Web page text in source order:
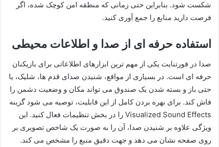
شکست شود. بنابراین حتی زمانی که منطقه امن کوچک شده، اگر
فرصت دارید منابع را جمع آوری کنید.
استفاده حرفه ای از صدا و اطلاعات محیطی
صدا در فورتنایت یکی از مهم ترین ابزارهای اطلاعاتی برای بازیکنان
حرفه ای است. در بسیاری از مواقع، شنیدن صدای قدم ها، شلیک، یا
حتی باز و بسته شدن یک صندوق می تواند مکان و وضعیت دشمن را
فاش کند. برای بهره بردن کامل از این قابلیت، توصیه می شود گزینه
Visualized Sound Effects را در بخش تنظیمات فعال کنید. این
ویژگی علاوه بر شنیدن صدا، آن را به صورت یک شاخص تصویری بر
روی صفحه نشان می دهد و جهت دقیق منبع را مشخص می کند.